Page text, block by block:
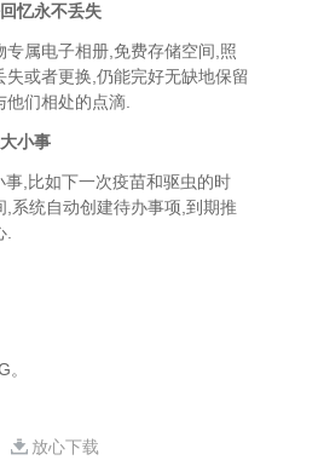
忆永不丢失
专属电子相册,免费存储空间,照
失或者更换,仍能完好无缺地保留
们相处的点滴.
小事
,比如下一次疫苗和驱虫的时
,系统自动创建待办事项,到期推
放心下载